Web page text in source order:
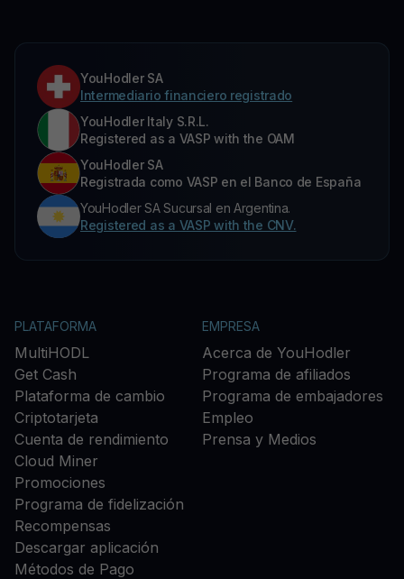
YouHodler SA
Intermediario financiero registrado
YouHodler Italy S.R.L.
Registered as a VASP with the OAM
YouHodler SA
Registrada como VASP en el Banco de España
YouHodler SA Sucursal en Argentina.
Registered as a VASP with the CNV.
PLATAFORMA
MultiHODL
Get Cash
Plataforma de cambio
Criptotarjeta
Cuenta de rendimiento
Cloud Miner
Promociones
Programa de fidelización
Recompensas
Descargar aplicación
Métodos de Pago
EMPRESA
Acerca de YouHodler
Programa de afiliados
Programa de embajadores
Empleo
Prensa y Medios